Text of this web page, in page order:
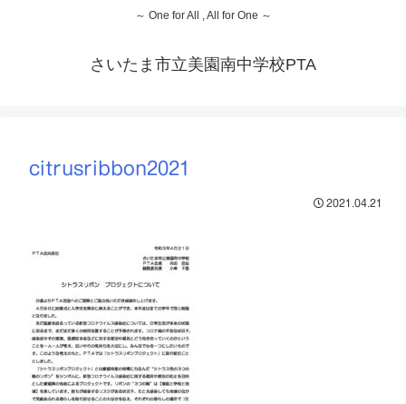
～ One for All , All for One ～
さいたま市立美園南中学校PTA
citrusribbon2021
2021.04.21